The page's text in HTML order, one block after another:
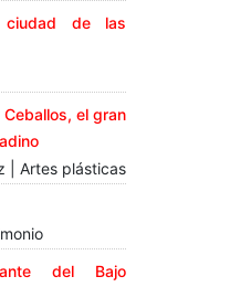
ciudad de las
el gran
| Artes plásticas
del Bajo